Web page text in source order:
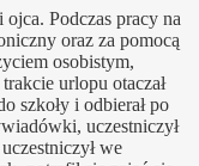
Podczas pracy na
oraz za pomocą
osobistym,
urlopu otaczał
szkoły i odbierał po
uczestniczył
we